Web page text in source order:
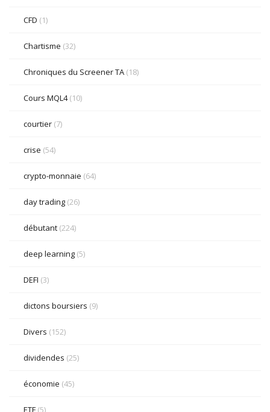
CFD (1)
Chartisme (32)
Chroniques du Screener TA (18)
Cours MQL4(10)
courtier (7)
crise (54)
crypto-monnaie (64)
day trading (26)
débutant (224)
deep learning (5)
DEFI (3)
dictons boursiers (9)
Divers (152)
dividendes (25)
économie (45)
ETF (5)